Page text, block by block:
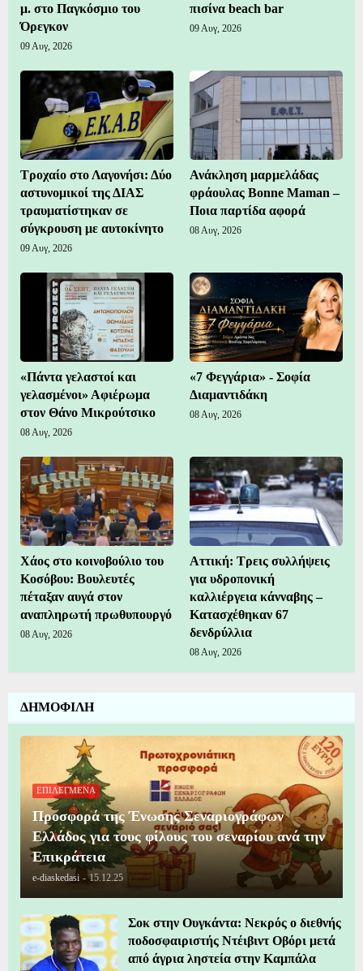
μ. στο Παγκόσμιο του
Όρεγκον
09 Αυγ, 2026
πισίνα beach bar
09 Αυγ, 2026
Τροχαίο στο Λαγονήσι: Δύο
αστυνομικοί της ΔΙΑΣ
τραυματίστηκαν σε
σύγκρουση με αυτοκίνητο
09 Αυγ, 2026
Ανάκληση μαρμελάδας
φράουλας Bonne Maman –
Ποια παρτίδα αφορά
08 Αυγ, 2026
«Πάντα γελαστοί και
γελασμένοι» Αφιέρωμα
στον Θάνο Μικρούτσικο
08 Αυγ, 2026
«7 Φεγγάρια» - Σοφία
Διαμαντιδάκη
08 Αυγ, 2026
Χάος στο κοινοβούλιο του
Κοσόβου: Βουλευτές
πέταξαν αυγά στον
αναπληρωτή πρωθυπουργό
08 Αυγ, 2026
Αττική: Τρεις συλλήψεις
για υδροπονική
καλλιέργεια κάνναβης –
Κατασχέθηκαν 67
δενδρύλλια
08 Αυγ, 2026
ΔΗΜΟΦΙΛΗ
ΕΠΙΛΕΓΜΕΝΑ
Προσφορά της Ένωσης Σεναριογράφων
Ελλάδος για τους φίλους του σεναρίου ανά την
Επικράτεια
e-diaskedasi - 15.12.25
Σοκ στην Ουγκάντα: Νεκρός ο διεθνής
ποδοσφαιριστής Ντέιβιντ Οβόρι μετά
από άγρια ληστεία στην Καμπάλα